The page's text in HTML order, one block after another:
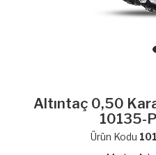
Altıntaç 0,50
10135-
Ürün Kodu